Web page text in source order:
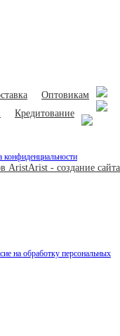
Оптовикам
Кредитование
конфиденциальности
Arist - создание сайта
на обработку персональных